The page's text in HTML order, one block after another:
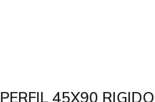
PERFIL 45X90 RIGIDO